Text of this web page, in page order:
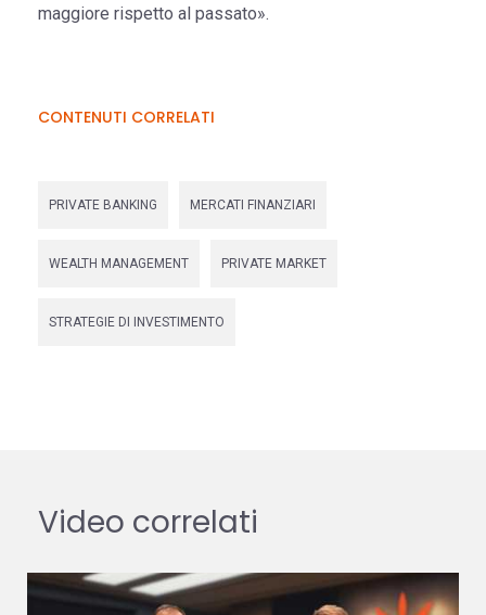
maggiore rispetto al passato».
CONTENUTI CORRELATI
PRIVATE BANKING MERCATI FINANZIARI
WEALTH MANAGEMENT PRIVATE MARKET
STRATEGIE DI INVESTIMENTO
Video correlati